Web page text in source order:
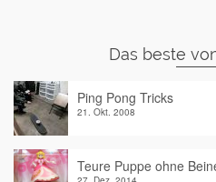
Das beste
Ping Pong Tricks
21. Okt. 2008
Teure Puppe ohne